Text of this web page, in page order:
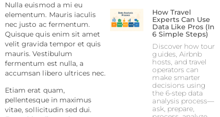
Nulla euismod a mi eu
elementum. Mauris iaculis
nec justo ac fermentum.
Quisque quis enim sit amet
velit gravida tempor et quis
mauris. Vestibulum
fermentum est nulla, a
accumsan libero ultrices nec.
Etiam erat quam,
pellentesque in maximus
vitae, sollicitudin sed dui.
How Travel
Experts Can Use
Data Like Pros (In
6 Simple Steps)
Discover how tour
guides, Airbnb
hosts, and travel
operators can
make smarter
decisions using
the 6-step data
analysis process—
ask, prepare,